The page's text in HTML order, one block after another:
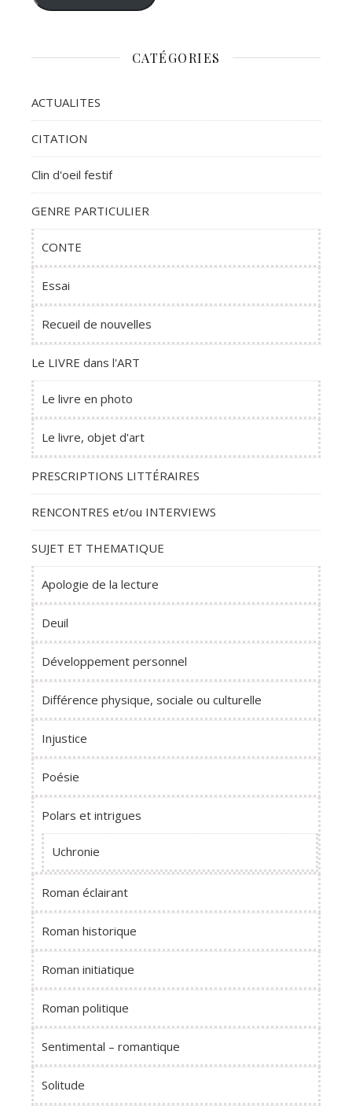
CATÉGORIES
ACTUALITES
CITATION
Clin d'oeil festif
GENRE PARTICULIER
CONTE
Essai
Recueil de nouvelles
Le LIVRE dans l'ART
Le livre en photo
Le livre, objet d'art
PRESCRIPTIONS LITTÉRAIRES
RENCONTRES et/ou INTERVIEWS
SUJET ET THEMATIQUE
Apologie de la lecture
Deuil
Développement personnel
Différence physique, sociale ou culturelle
Injustice
Poésie
Polars et intrigues
Uchronie
Roman éclairant
Roman historique
Roman initiatique
Roman politique
Sentimental – romantique
Solitude